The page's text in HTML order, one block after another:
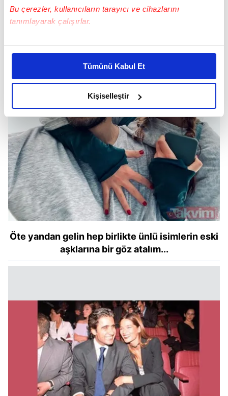
Bu çerezler, kullanıcıların tarayıcı ve cihazlarını
tanımlayarak çalışırlar.
Bu çerezlere izin vermeniz halinde sizlere özel
daha iyi reklam deneyimi yaşatabiliriz. Bunu yaparken
amacımızın size daha iyi bir reklam deneyimi sunmak
olduğunu ve sizlere en iyi içerikleri sunabilmek adına
elimizden gelen çabayı gösterdiğimizi ve bu noktada,
reklamların maliyetlerimizi karşılamak noktasında tek gelir
kalemimiz olduğunu sizlere hatırlatmak isteriz.
Her halükârda, kullanıcılar, bu çerezlere izin vermedikleri
takdirde, kullanıcılara hedefli reklamlar
gösterilmeyecektir."
Sizlere daha iyi bir hizmet sunabilmek için İnternet
Sitemizde kendimize ve üçüncü kişilere ait çerezler
kullanılmaktadır. Bu çerezler vasıtasıyla çeşitli kişisel
verileriniz işlenmekte olup gerekli olan çerezler bilgi
toplumu hizmetlerinin sunulması amacıyla
kullanılmaktadır. Diğer çerezler, sitemizin daha işlevsel
sınırlı olarak açık rızanız dahilinde kullanılacaktır.
Çerezlere ilişkin tercihlerinizi aşağıda yer alan panel
vasıtasıyla belirleyebilirsiniz. Çerezlere ilişkin detaylı bilgi
için Ayarlar butonuna tıklayabilir,Çerez Bilgilendirme
Metnimiziziyaret edebilirsiniz.
6698 sayılı Kişisel Verilerin Korunması Kanunu uyarınca
Tümünü Kabul Et
Kişiselleştir
Öte yandan gelin hep birlikte ünlü isimlerin eski
aşklarına bir göz atalım...